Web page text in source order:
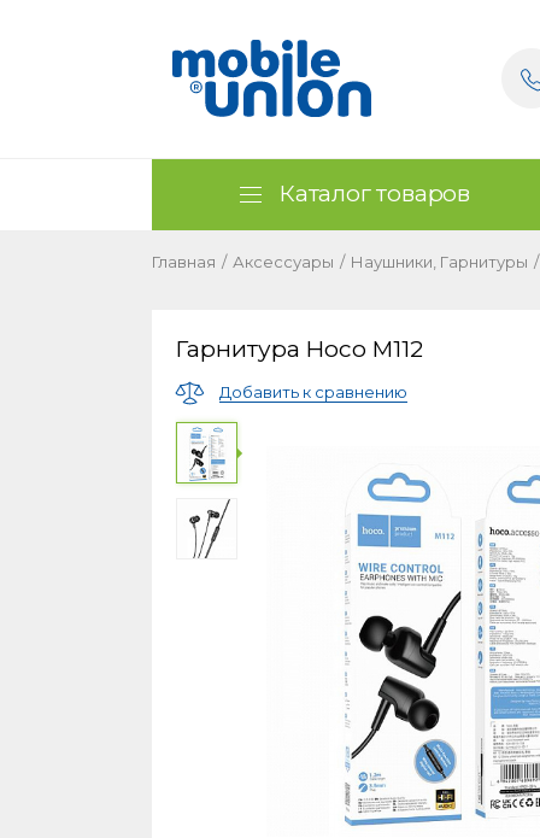
Каталог товаров
Главная / Аксессуары / Наушники, Гарнитуры /
Гарнитура Hoco M112
Добавить к сравнению